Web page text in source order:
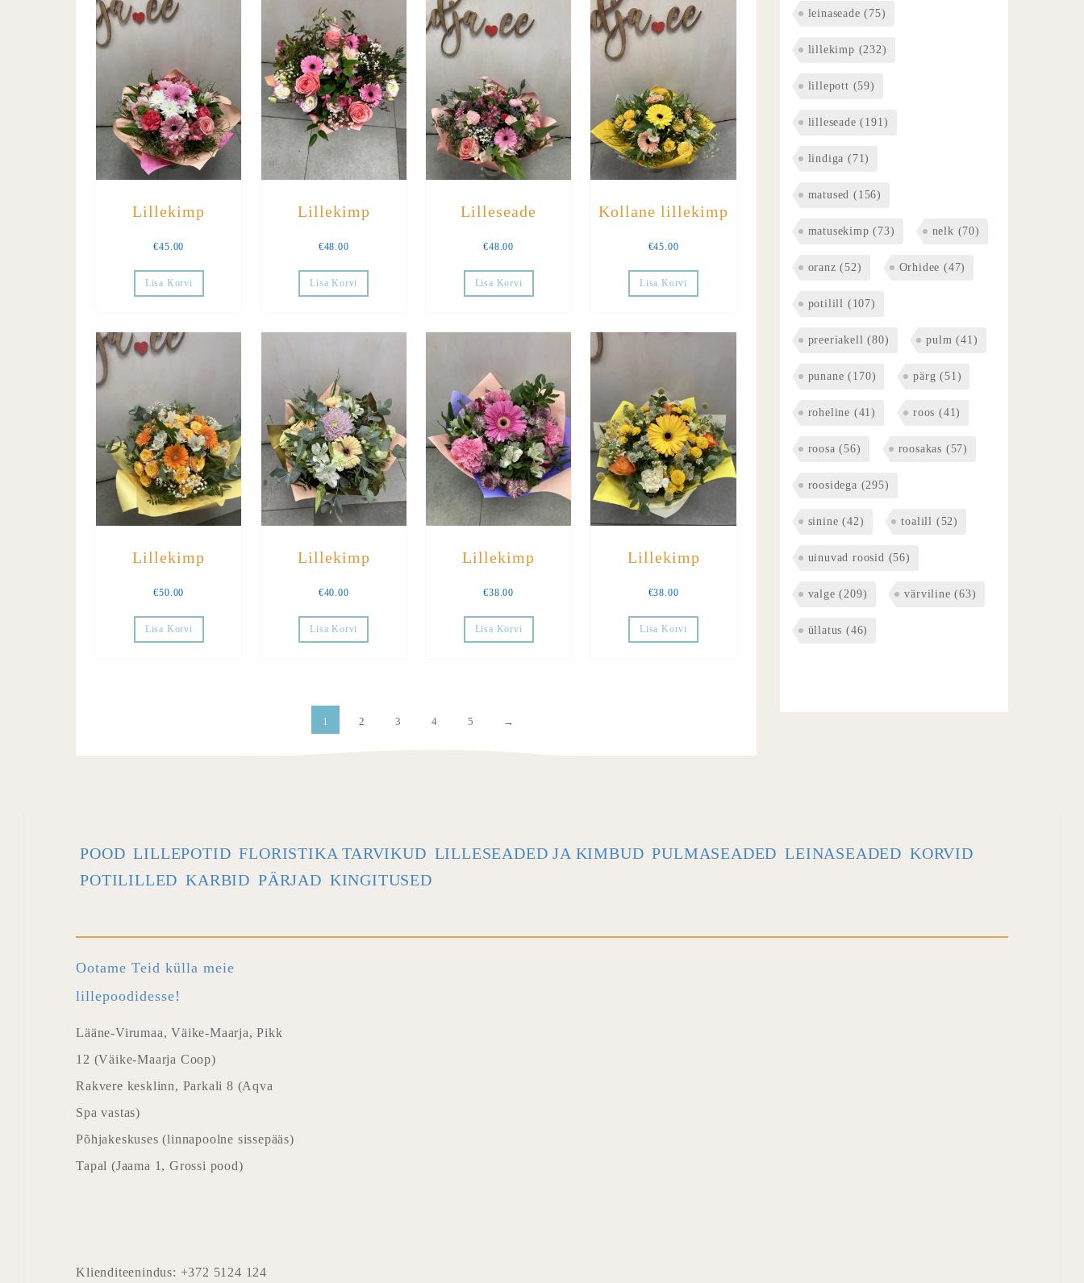
Lillekimp
€45.00
Lisa Korvi
Lillekimp
€48.00
Lisa Korvi
Lilleseade
€48.00
Lisa Korvi
Kollane lillekimp
€45.00
Lisa Korvi
Lillekimp
€50.00
Lisa Korvi
Lillekimp
€40.00
Lisa Korvi
Lillekimp
€38.00
Lisa Korvi
Lillekimp
€38.00
Lisa Korvi
1 2 3 4 5 →
leinaseade (75)
lillekimp (232)
lillepott (59)
lilleseade (191)
lindiga (71)
matused (156)
matusekimp (73) nelk (70)
oranz (52) Orhidee (47)
potilill (107)
preeriakell (80) pulm (41)
punane (170) pärg (51)
roheline (41) roos (41)
roosa (56) roosakas (57)
roosidega (295)
sinine (42) toalill (52)
uinuvad roosid (56)
valge (209) värviline (63)
üllatus (46)
POOD LILLEPOTID FLORISTIKA TARVIKUD LILLESEADED JA KIMBUD PULMASEADED LEINASEADED KORVID
POTILILLED KARBID PÄRJAD KINGITUSED
Ootame Teid külla meie
lillepoodidesse!
Lääne-Virumaa, Väike-Maarja, Pikk
12 (Väike-Maarja Coop)
Rakvere kesklinn, Parkali 8 (Aqva
Spa vastas)
Põhjakeskuses (linnapoolne sissepääs)
Tapal (Jaama 1, Grossi pood)
Klienditeenindus: +372 5124 124